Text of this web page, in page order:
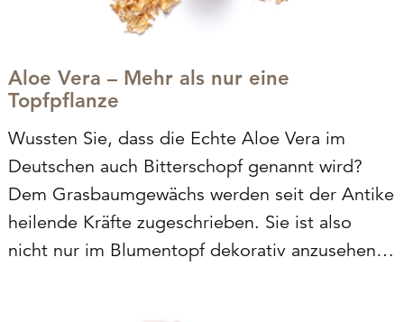
Aloe Vera – Mehr als nur eine
Topfpflanze
Wussten Sie, dass die Echte Aloe Vera im
Deutschen auch Bitterschopf genannt wird?
Dem Grasbaumgewächs werden seit der Antike
heilende Kräfte zugeschrieben. Sie ist also
nicht nur im Blumentopf dekorativ anzusehen,